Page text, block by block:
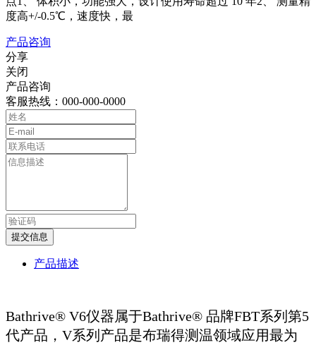
度高+/-0.5℃，速度快，最
产品咨询
分享
关闭
产品咨询
客服热线：000-000-0000
提交信息
产品描述
Bathrive® V6仪器属于Bathrive® 品牌FBT系列第5
代产品，V系列产品是布瑞得测温领域应用最为